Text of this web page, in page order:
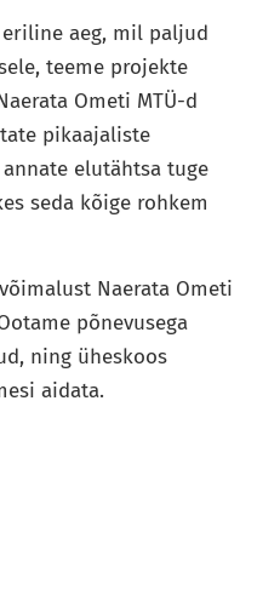
aeg, mil paljud
teeme projekte
Ometi MTÜ-d
pikaajaliste
elutähtsa tuge
seda kõige rohkem
Naerata Ometi
põnevusega
ning üheskoos
aidata.